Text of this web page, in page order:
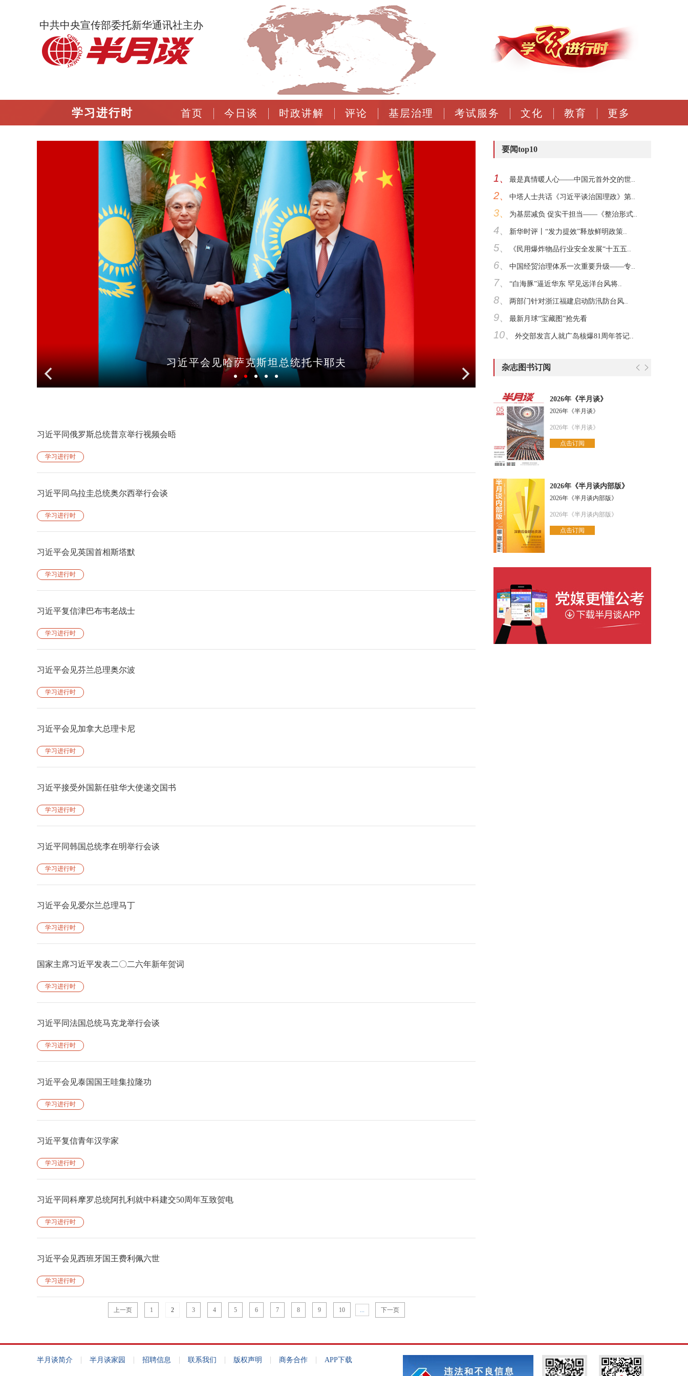
中共中央宣传部委托新华通讯社主办
学习进行时 首页 今日谈 时政讲解 评论 基层治理 考试服务 文化 教育 更多
习近平会见哈萨克斯坦总统托卡耶夫
1 2 3 4 5
习近平同俄罗斯总统普京举行视频会晤
学习进行时
习近平同乌拉圭总统奥尔西举行会谈
学习进行时
习近平会见英国首相斯塔默
学习进行时
习近平复信津巴布韦老战士
学习进行时
习近平会见芬兰总理奥尔波
学习进行时
习近平会见加拿大总理卡尼
学习进行时
习近平接受外国新任驻华大使递交国书
学习进行时
习近平同韩国总统李在明举行会谈
学习进行时
习近平会见爱尔兰总理马丁
学习进行时
国家主席习近平发表二〇二六年新年贺词
学习进行时
习近平同法国总统马克龙举行会谈
学习进行时
习近平会见泰国国王哇集拉隆功
学习进行时
习近平复信青年汉学家
学习进行时
习近平同科摩罗总统阿扎利就中科建交50周年互致贺电
学习进行时
习近平会见西班牙国王费利佩六世
学习进行时
上一页 1 2 3 4 5 6 7 8 9 10 ... 下一页
要闻top10
1、 最是真情暖人心——中国元首外交的世..
2、 中塔人士共话《习近平谈治国理政》第..
3、 为基层减负 促实干担当——《整治形式..
4、 新华时评丨“发力提效”释放鲜明政策..
5、 《民用爆炸物品行业安全发展“十五五..
6、 中国经贸治理体系一次重要升级——专..
7、 “白海豚”逼近华东 罕见远洋台风将..
8、 两部门针对浙江福建启动防汛防台风..
9、 最新月球“宝藏图”抢先看
10、 外交部发言人就广岛核爆81周年答记..
杂志图书订阅
2026年《半月谈》
2026年《半月谈》
2026年《半月谈》
点击订阅
2026年《半月谈内部版》
2026年《半月谈内部版》
2026年《半月谈内部版》
点击订阅
半月谈简介 | 半月谈家园 | 招聘信息 | 联系我们 | 版权声明 | 商务合作 | APP下载